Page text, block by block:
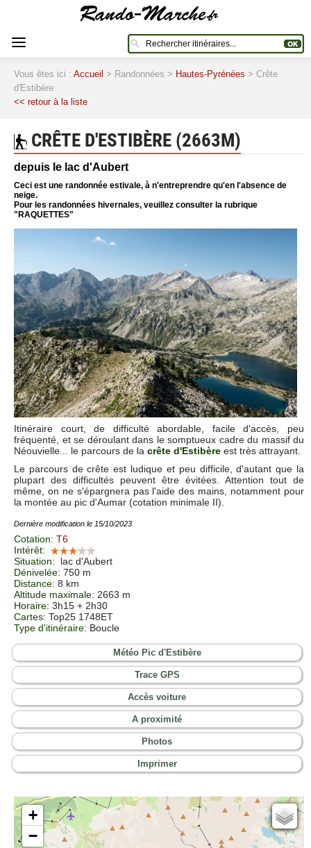
Vous êtes ici : Accueil > Randonnées > Hautes-Pyrénées > Crête
d'Estibère
<< retour à la liste
CRÊTE D'ESTIBÈRE (2663M)
depuis le lac d'Aubert
Ceci est une randonnée estivale, à n'entreprendre qu'en l'absence de
neige.
Pour les randonnées hivernales, veuillez consulter la rubrique
"RAQUETTES"
Itinéraire court, de difficulté abordable, facile d'accès, peu
fréquenté, et se déroulant dans le somptueux cadre du massif du
Néouvielle... le parcours de la crête d'Estibère est très attrayant.
Le parcours de crête est ludique et peu difficile, d'autant que la
plupart des difficultés peuvent être évitées. Attention tout de
même, on ne s'épargnera pas l'aide des mains, notamment pour
la montée au pic d'Aumar (cotation minimale II).
Dernière modification le 15/10/2023
Cotation: T6
Intérêt:
Situation:
lac d'Aubert
Dénivelée: 750 m
Distance: 8 km
Altitude maximale: 2663 m
Horaire: 3h15 + 2h30
Cartes: Top25 1748ET
Type d'itinéraire: Boucle
Météo Pic d'Estibère
Trace GPS
Accès voiture
A proximité
Photos
Imprimer
+
−
Cartes IGN
Open Topo Map